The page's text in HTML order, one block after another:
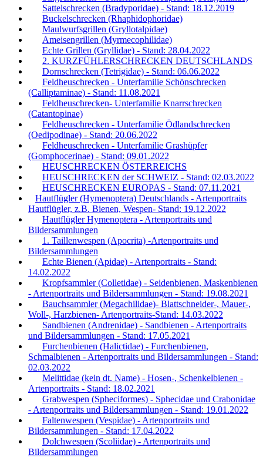
Sattelschrecken (Bradyporidae) - Stand: 18.12.2019
Buckelschrecken (Rhaphidophoridae)
Maulwurfsgrillen (Gryllotalpidae)
Ameisengrillen (Myrmecophilidae)
Echte Grillen (Gryllidae) - Stand: 28.04.2022
2. KURZFÜHLERSCHRECKEN DEUTSCHLANDS
Dornschrecken (Tetrigidae) - Stand: 06.06.2022
Feldheuschrecken - Unterfamilie Schönschrecken
(Calliptaminae) - Stand: 11.08.2021
Feldheuschrecken- Unterfamilie Knarrschrecken
(Catantopinae)
Feldheuschrecken - Unterfamilie Ödlandschrecken
(Oedipodinae) - Stand: 20.06.2022
Feldheuschrecken - Unterfamilie Grashüpfer
(Gomphocerinae) - Stand: 09.01.2022
HEUSCHRECKEN ÖSTERREICHS
HEUSCHRECKEN der SCHWEIZ - Stand: 02.03.2022
HEUSCHRECKEN EUROPAS - Stand: 07.11.2021
Hautflügler (Hymenoptera) Deutschlands - Artenportraits
Hautflügler, z.B. Bienen, Wespen- Stand: 19.12.2022
Hautflügler Hymenoptera - Artenportraits und
Bildersammlungen
1. Taillenwespen (Apocrita) -Artenportraits und
Bildersammlungen
Echte Bienen (Apidae) - Artenportraits - Stand:
14.02.2022
Kropfsammler (Colletidae) - Seidenbienen, Maskenbienen
- Artenportraits und Bildersammlungen - Stand: 19.08.2021
Bauchsammler (Megachilidae)- Blattschneider-, Mauer-,
Woll-, Harzbienen- Artenportraits-Stand: 14.03.2022
Sandbienen (Andrenidae) - Sandbienen - Artenportraits
und Bildersammlungen - Stand: 17.05.2021
Furchenbienen (Halictidae) - Furchenbienen,
Schmalbienen - Artenportraits und Bildersammlungen - Stand:
02.03.2022
Melittidae (kein dt. Name) - Hosen-, Schenkelbienen -
Artenportraits - Stand: 18.02.2021
Grabwespen (Spheciformes) - Sphecidae und Crabonidae
- Artenportraits und Bildersammlungen - Stand: 19.01.2022
Faltenwespen (Vespidae) - Artenportraits und
Bildersammlungen - Stand: 17.04.2022
Dolchwespen (Scoliidae) - Artenportraits und
Bildersammlungen